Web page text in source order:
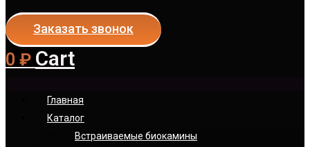
Заказать звонок
0 ₽ Cart
Главная
Каталог
Встраиваемые биокамины